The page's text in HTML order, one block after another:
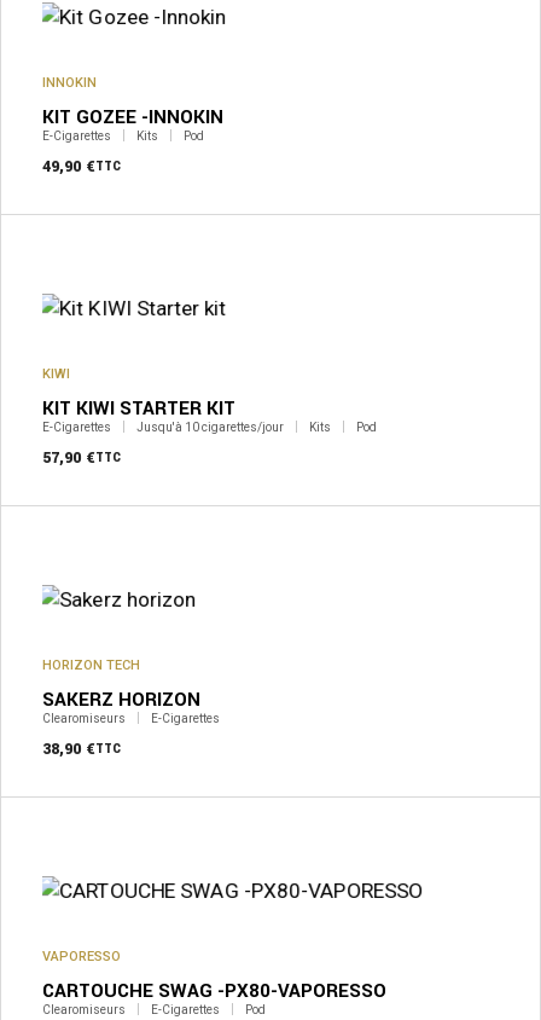
INNOKIN
KIT GOZEE -INNOKIN
E-Cigarettes Kits Pod
49,90 €TTC
KIWI
KIT KIWI STARTER KIT
E-Cigarettes Jusqu'à 10 cigarettes/jour Kits Pod
57,90 €TTC
HORIZON TECH
SAKERZ HORIZON
Clearomiseurs E-Cigarettes
38,90 €TTC
VAPORESSO
CARTOUCHE SWAG -PX80-VAPORESSO
Clearomiseurs E-Cigarettes Pod